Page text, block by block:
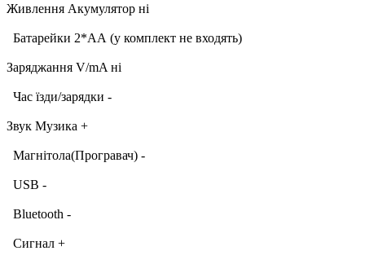
Живлення Акумулятор ні
Батарейки 2*AА (у комплект не входять)
Заряджання V/mA ні
Час їзди/зарядки -
Звук Музика +
Магнітола(Програвач) -
USB -
Bluetooth -
Сигнал +